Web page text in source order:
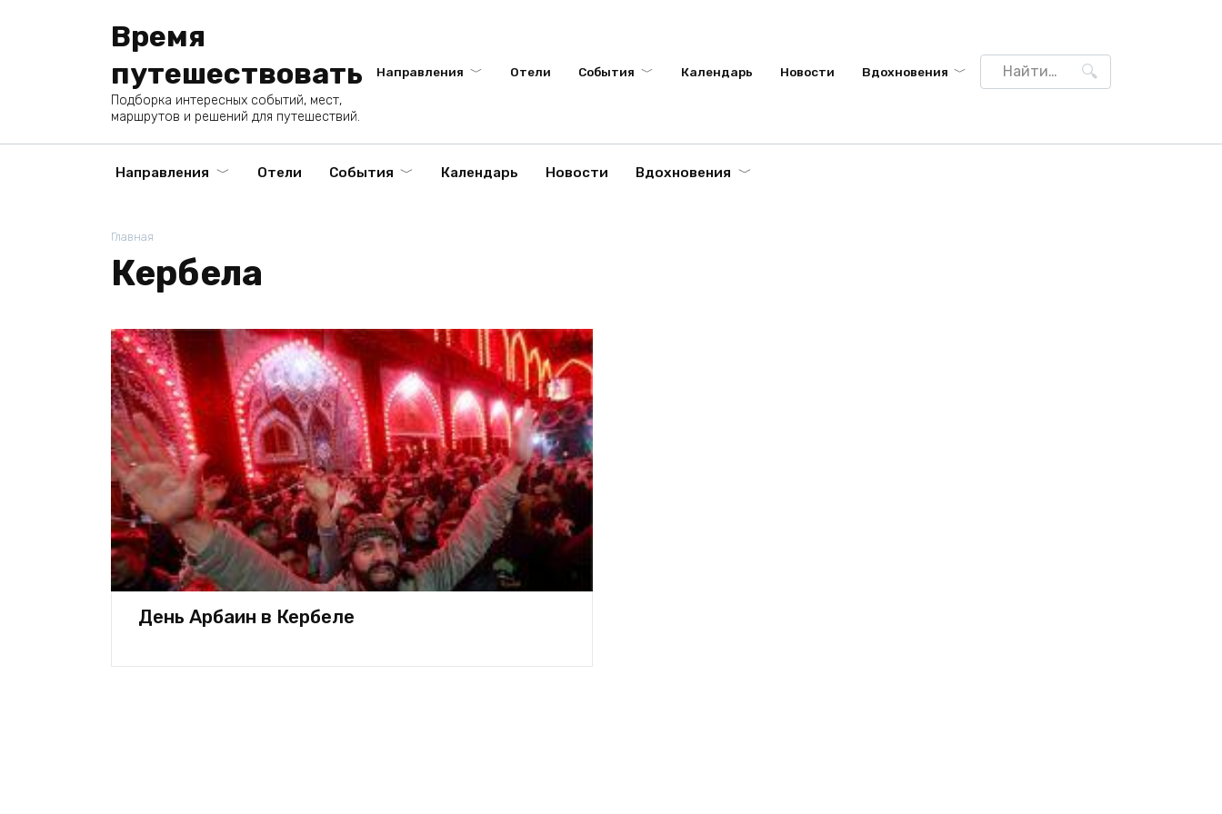
Время
путешествовать
Подборка интересных событий, мест,
маршрутов и решений для путешествий.
Направления Отели События Календарь Новости Вдохновения
Search
for:
Направления Отели События Календарь Новости Вдохновения
Главная
Кербела
День Арбаин в Кербеле